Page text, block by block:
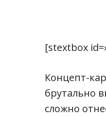
[stextbox
Концепт-
брутально
сложно